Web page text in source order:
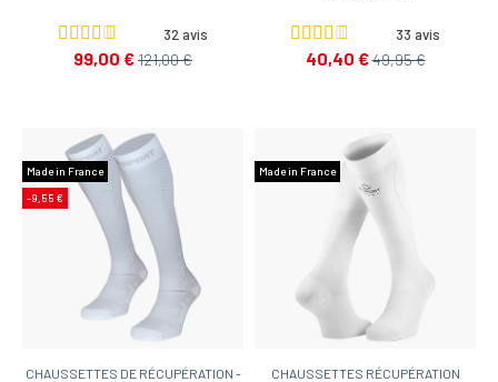
32 avis
99,00 €121,00 €
33 avis
40,40 €49,95 €
Made in France
-9,55 €
CHAUSSETTES DE RÉCUPÉRATION -
Made in France
CHAUSSETTES RÉCUPÉRATION